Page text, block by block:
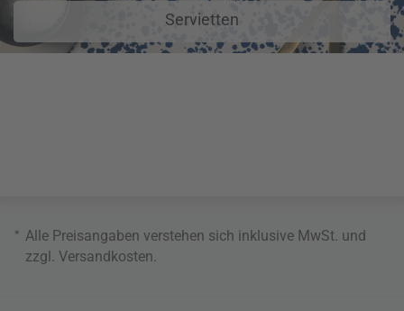
Servietten
* Alle Preisangaben verstehen sich inklusive MwSt. und
zzgl. Versandkosten